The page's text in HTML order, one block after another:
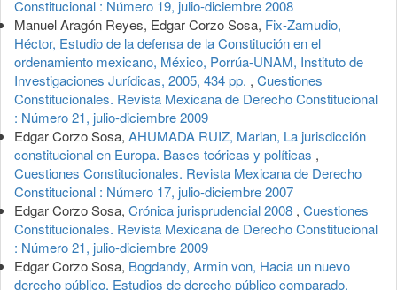
Constitucional : Número 19, julio-diciembre 2008
Manuel Aragón Reyes, Edgar Corzo Sosa, Fix-Zamudio,
Héctor, Estudio de la defensa de la Constitución en el
ordenamiento mexicano, México, Porrúa-UNAM, Instituto de
Investigaciones Jurídicas, 2005, 434 pp. , Cuestiones
Constitucionales. Revista Mexicana de Derecho Constitucional
: Número 21, julio-diciembre 2009
Edgar Corzo Sosa, AHUMADA RUIZ, Marian, La jurisdicción
constitucional en Europa. Bases teóricas y políticas ,
Cuestiones Constitucionales. Revista Mexicana de Derecho
Constitucional : Número 17, julio-diciembre 2007
Edgar Corzo Sosa, Crónica jurisprudencial 2008 , Cuestiones
Constitucionales. Revista Mexicana de Derecho Constitucional
: Número 21, julio-diciembre 2009
Edgar Corzo Sosa, Bogdandy, Armin von, Hacia un nuevo
derecho público. Estudios de derecho público comparado,